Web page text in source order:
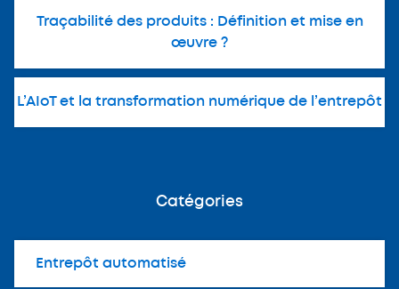
Traçabilité des produits : Définition et mise en
œuvre ?
L’AIoT et la transformation numérique de l’entrepôt
Catégories
Entrepôt automatisé